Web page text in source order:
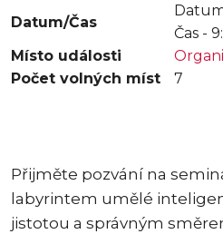
Datum/Čas
Čas -
Místo události
Počet volných míst
7
Přijměte pozvání na
labyrintem umělé
jistotou a správným